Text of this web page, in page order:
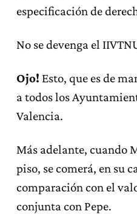
especificación de
No se devenga el
Ojo! Esto, que es de
a todos los
Valencia.
Más adelante, cuando
piso, se comerá, en su
comparación con el
conjunta con Pepe.